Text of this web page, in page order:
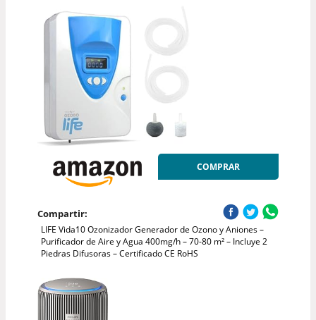
COMPRAR
Compartir:
LIFE Vida10 Ozonizador Generador de Ozono y Aniones –
Purificador de Aire y Agua 400mg/h – 70-80 m² – Incluye 2
Piedras Difusoras – Certificado CE RoHS